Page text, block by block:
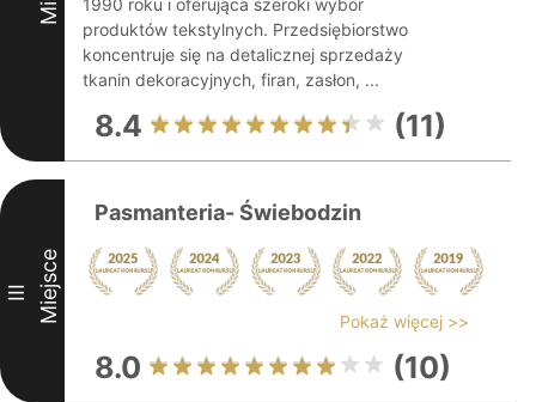
1990 roku i oferująca szeroki wybór
produktów tekstylnych. Przedsiębiorstwo
koncentruje się na detalicznej sprzedaży
tkanin dekoracyjnych, firan, zasłon, ...
8.4 (11)
III Miejsce
Pasmanteria- Świebodzin
Pokaż więcej >>
8.0 (10)